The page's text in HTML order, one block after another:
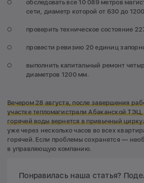
обследовать все 10 089 метров
сети, диаметр которой от 630 до
проверить техническое состояние
провести ревизию 20 единиц
выполнить капитальный ремонт
диаметров 1200 мм.
Вечером 28 августа, после завершения
участке тепломагистрали Абаканской
горячей воды вернется в привычный
уже через несколько часов во всех
горячей. Если проблемы сохранятся —
в управляющую компанию.
Понравилась наша статья?